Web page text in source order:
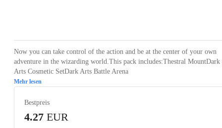
Now you can take control of the action and be at the center of your own
adventure in the wizarding world.This pack includes:Thestral MountDark
Arts Cosmetic SetDark Arts Battle Arena
Mehr lesen
Bestpreis
4.27 EUR